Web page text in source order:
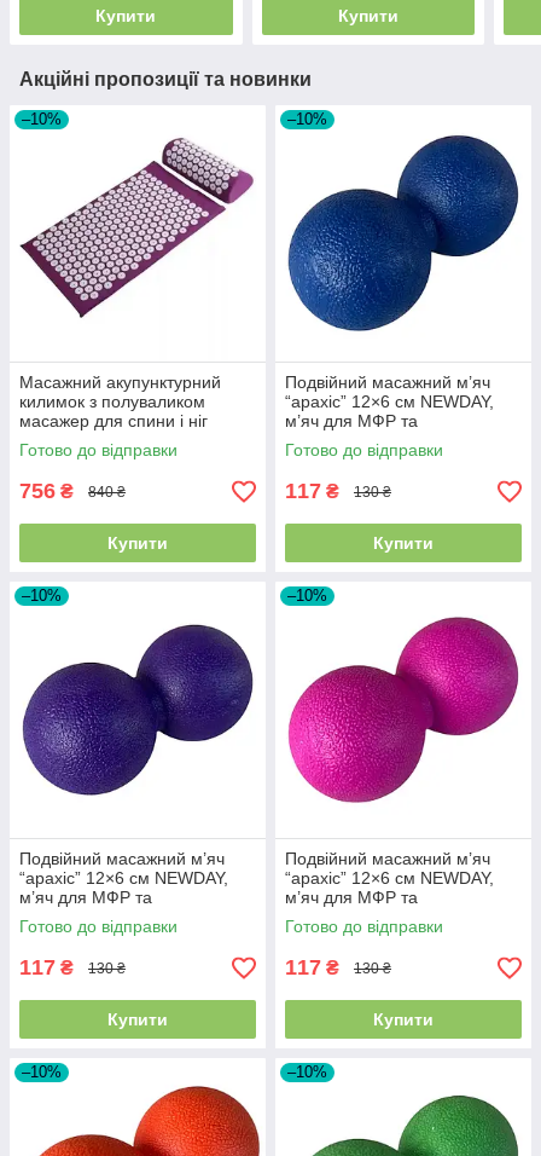
Купити Купити
Акційні пропозиції та новинки
–10%
Масажний акупунктурний
килимок з полуваликом
масажер для спини і ніг
Аплікатор Кузнєцова,
Бордовий
Готово до відправки
756 ₴ 840 ₴
Купити
–10%
Подвійний масажний м’яч
“арахіс” 12×6 см NEWDAY,
м’яч для МФР та
самомасажу, синій SF-9430
Готово до відправки
117 ₴ 130 ₴
Купити
–10%
Подвійний масажний м’яч
“арахіс” 12×6 см NEWDAY,
м’яч для МФР та
самомасажу, фіолетовий SF-
9607
Готово до відправки
117 ₴ 130 ₴
Купити
–10%
Подвійний масажний м’яч
“арахіс” 12×6 см NEWDAY,
м’яч для МФР та
самомасажу, рожевий SF-
9584
Готово до відправки
117 ₴ 130 ₴
Купити
–10% –10%